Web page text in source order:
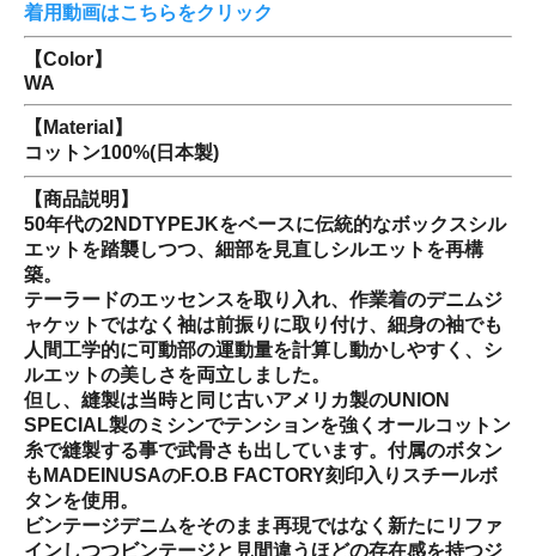
着用動画はこちらをクリック
【Color】
WA
【Material】
コットン100%(日本製)
【商品説明】
50年代の2NDTYPEJKをベースに伝統的なボックスシル
エットを踏襲しつつ、細部を見直しシルエットを再構
築。
テーラードのエッセンスを取り入れ、作業着のデニムジ
ャケットではなく袖は前振りに取り付け、細身の袖でも
人間工学的に可動部の運動量を計算し動かしやすく、シ
ルエットの美しさを両立しました。
但し、縫製は当時と同じ古いアメリカ製のUNION
SPECIAL製のミシンでテンションを強くオールコットン
糸で縫製する事で武骨さも出しています。付属のボタン
もMADEINUSAのF.O.B FACTORY刻印入りスチールボ
タンを使用。
ビンテージデニムをそのまま再現ではなく新たにリファ
インしつつビンテージと見間違うほどの存在感を持つジ